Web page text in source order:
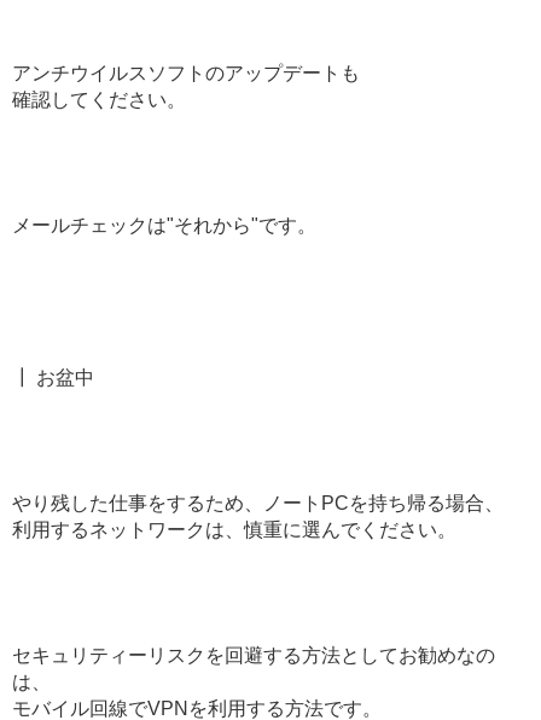
アンチウイルスソフトのアップデートも
確認してください。
メールチェックは"それから"です。
┃ お盆中
やり残した仕事をするため、ノートPCを持ち帰る場合、
利用するネットワークは、慎重に選んでください。
セキュリティーリスクを回避する方法としてお勧めなの
は、
モバイル回線でVPNを利用する方法です。